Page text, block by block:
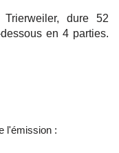
Trierweiler, dure 52
en 4 parties.
l'émission :